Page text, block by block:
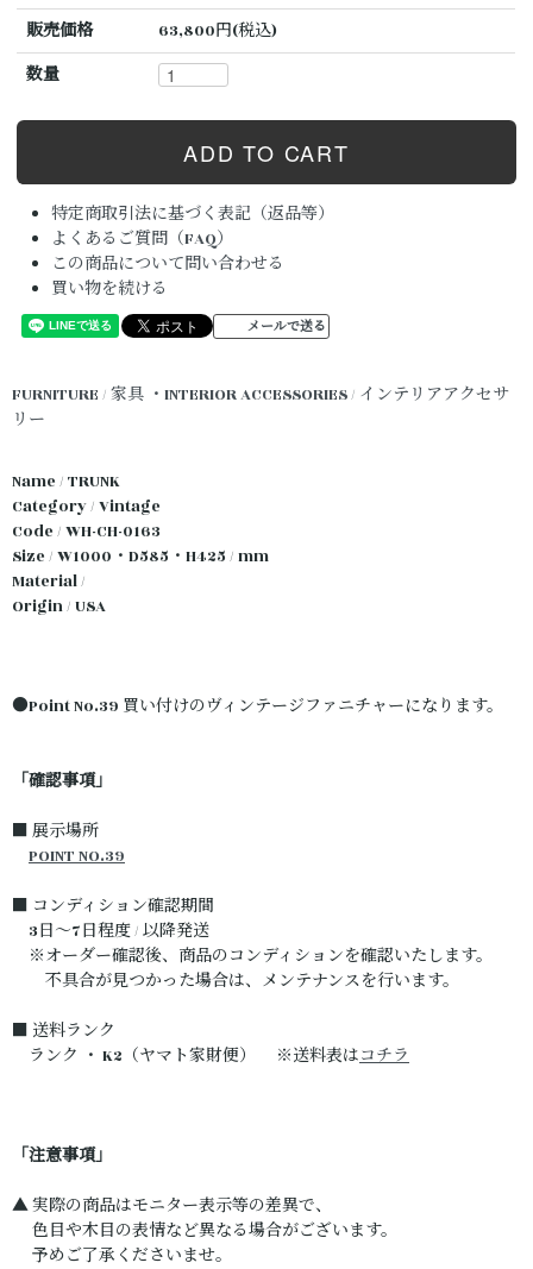
販売価格
63,800円(税込)
数量
特定商取引法に基づく表記（返品等）
よくあるご質問（FAQ）
この商品について問い合わせる
買い物を続ける
メールで送る
FURNITURE / 家具 ・INTERIOR ACCESSORIES / インテリアアクセサ
リー
Name / TRUNK
Category / Vintage
Code / WH-CH-0163
Size / W1000・D585・H425 / mm
Material /
Origin / USA
●Point No.39 買い付けのヴィンテージファニチャーになります。
「確認事項」
■ 展示場所
POINT NO.39
■ コンディション確認期間
3日～7日程度 / 以降発送
※オーダー確認後、商品のコンディションを確認いたします。
不具合が見つかった場合は、メンテナンスを行います。
■ 送料ランク
ランク ・ K2（ヤマト家財便） ※送料表はコチラ
「注意事項」
▲ 実際の商品はモニター表示等の差異で、
色目や木目の表情など異なる場合がございます。
予めご了承くださいませ。